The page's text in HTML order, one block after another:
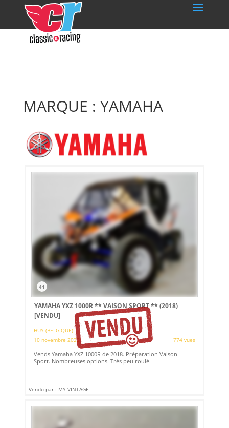
MARQUE : YAMAHA
41
YAMAHA YXZ 1000R ** VAISON SPORT ** (2018)
[VENDU]
HUY (BELGIQUE)
10 novembre 2022
774 vues
Vends Yamaha YXZ 1000R de 2018. Préparation Vaison
Sport. Nombreuses options. Très peu roulé.
Vendu par : MY VINTAGE